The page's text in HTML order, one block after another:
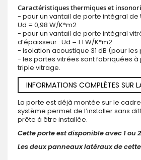
Caractéristiques thermiques et
- pour un vantail de porte intégral de
Ud = 0,98 W/K*m2
- pour un vantail de porte intégral
d’épaisseur : Ud = 1.1 W/K*m2
- isolation acoustique 31 dB (pour
- les portes vitrées sont fabriquées
triple vitrage.
INFORMATIONS COMPLÈTES SUR
La porte est déjà montée sur le
système permet de l’installer sans
prête à être installée.
Cette porte est disponible avec 1 ou
Les deux panneaux latéraux de